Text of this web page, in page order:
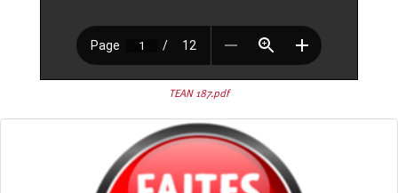
TEAN 187.pdf